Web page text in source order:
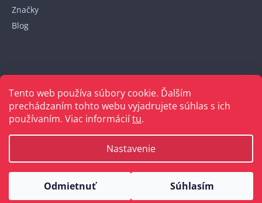
Tento web používa súbory cookie. Ďalším
prechádzaním tohto webu vyjadrujete súhlas s ich
používaním. Viac informáciítu.
Nastavenie
Odmietnuť Súhlasím
Značky
Blog
+421 948 152 820
Copyright 2026Bellakabelky.sk
. Všetky práva vyhradené.